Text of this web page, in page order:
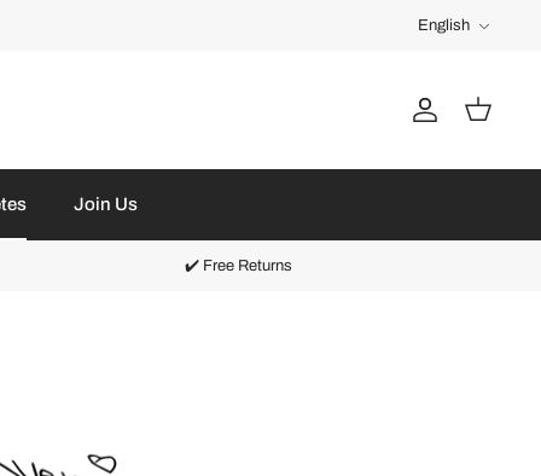
Language
English
Account
Cart
Join Us
✔️ Free Returns